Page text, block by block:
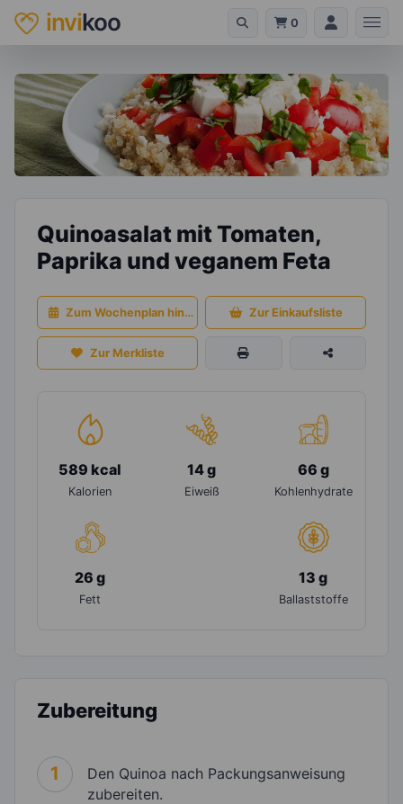
invikoo 0
Quinoasalat mit Tomaten,
Paprika und veganem Feta
Zum Wochenplan hinzufügen Zur Einkaufsliste
Zur Merkliste
589 kcal
Kalorien
14 g
Eiweiß
66 g
Kohlenhydrate
26 g
Fett
13 g
Ballaststoffe
Zubereitung
1
Den Quinoa nach Packungsanweisung
zubereiten.